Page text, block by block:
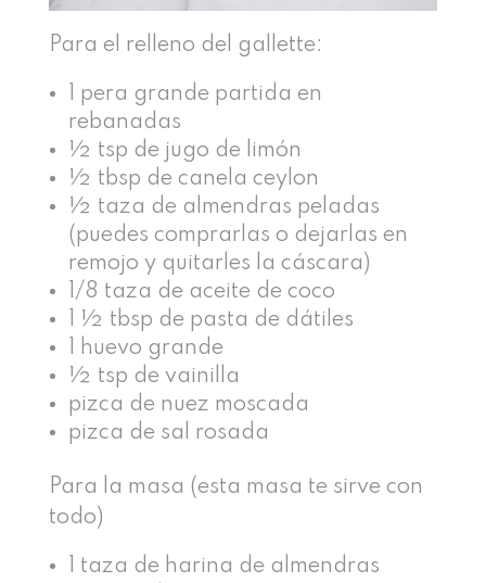
Para el relleno del gallette:
1 pera grande partida en
rebanadas
½ tsp de jugo de limón
½ tbsp de canela ceylon
½ taza de almendras peladas
(puedes comprarlas o dejarlas en
remojo y quitarles la cáscara)
1/8 taza de aceite de coco
1 ½ tbsp de pasta de dátiles
1 huevo grande
½ tsp de vainilla
pizca de nuez moscada
pizca de sal rosada
Para la masa (esta masa te sirve con
todo)
1 taza de harina de almendras